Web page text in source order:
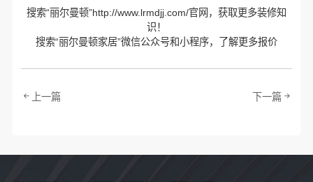
搜索“丽尔曼顿”http://www.lrmdjj.com/官网，获取更多装修知
识！
搜索“丽尔曼顿家居”微信公众号和小程序，了解更多报价
上一篇 下一篇